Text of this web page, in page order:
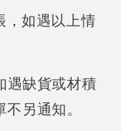
，如遇以上情
遇缺貨或材積
另通知。